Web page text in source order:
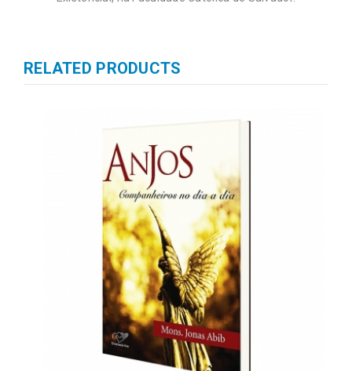
RELATED PRODUCTS